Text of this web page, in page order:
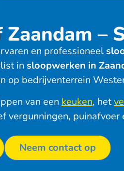
–
en professioneel
in sloopwerken in
op bedrijventerrein
van een keuken, het
vergunningen, puinafvoer
Neem contact op